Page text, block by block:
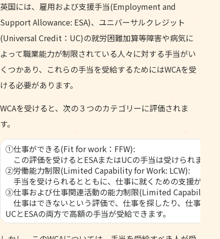
英国には、雇用および支援手当(Employment and
Support Allowance: ESA)、ユニバーサルクレジット
(Universal Credit：UC)の就労困難加算等障害や病気に
よって職業能力が制限されている人々に対する手当がい
くつかあり、これらの手当を受給するためにはWCAを受
ける必要があります。
WCAを受けると、次の３つのカテゴリーに評価されま
す。
①仕事ができる(Fit for work：FFW):
この評価を受けるとESAまたはUCの手当は受けられませ
②労働能力制限(Limited Capability for Work: LCW):
手当を受けられるとともに、仕事に就くための支援が提供
③仕事および仕事関連活動の能力制限(Limited Capability
仕事はできないという評価で、仕事を探したり、仕事の
UCとESAの両方で高額の手当が受給できます。